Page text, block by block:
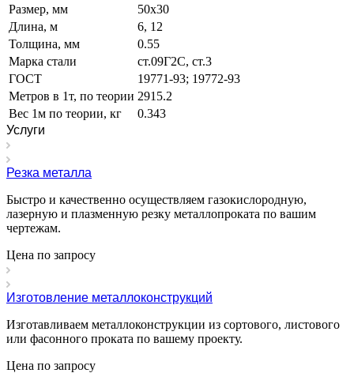
Размер, мм
50х30
Длина, м
6, 12
Толщина, мм
0.55
Марка стали
ст.09Г2С, ст.3
ГОСТ
19771-93; 19772-93
Метров в 1т, по теории 2915.2
Вес 1м по теории, кг
0.343
Услуги
Резка металла
Быстро и качественно осуществляем газокислородную,
лазерную и плазменную резку металлопроката по вашим
чертежам.
Цена по запросу
Изготовление металлоконструкций
Изготавливаем металлоконструкции из сортового, листового
или фасонного проката по вашему проекту.
Цена по запросу